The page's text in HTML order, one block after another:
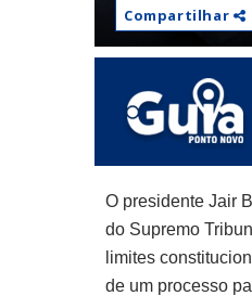
Compartilhar
O presidente Jair
do Supremo
limites
de um processo